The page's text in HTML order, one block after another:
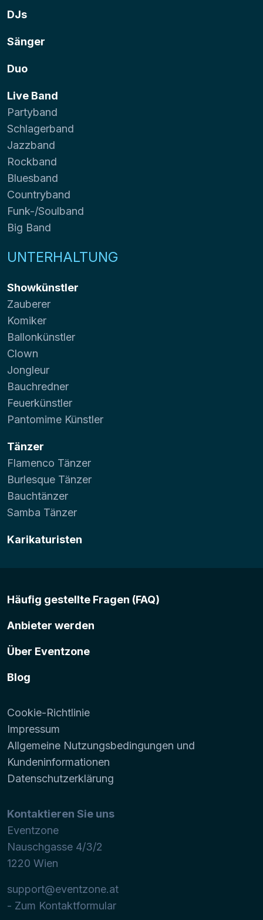
DJs
Sänger
Duo
Live Band
Partyband
Schlagerband
Jazzband
Rockband
Bluesband
Countryband
Funk-/Soulband
Big Band
UNTERHALTUNG
Showkünstler
Zauberer
Komiker
Ballonkünstler
Clown
Jongleur
Bauchredner
Feuerkünstler
Pantomime Künstler
Tänzer
Flamenco Tänzer
Burlesque Tänzer
Bauchtänzer
Samba Tänzer
Karikaturisten
Häufig gestellte Fragen (FAQ)
Anbieter werden
Über Eventzone
Blog
Cookie-Richtlinie
Impressum
Allgemeine Nutzungsbedingungen und
Kundeninformationen
Datenschutzerklärung
Kontaktieren Sie uns
Eventzone
Nauschgasse 4/3/2
1220 Wien
support@eventzone.at
- Zum Kontaktformular